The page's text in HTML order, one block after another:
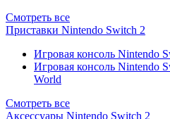
Смотреть все
Приставки Nintendo Switch 2
Игровая консоль Nintendo
Игровая консоль Nintendo
World
Смотреть все
Аксессуары Nintendo Switch 2